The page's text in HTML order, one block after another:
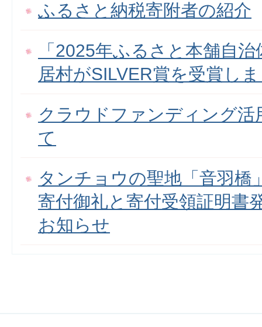
ふるさと納税寄附者の紹介
「2025年ふるさと本舗自
居村がSILVER賞を受賞し
クラウドファンディング活
て
タンチョウの聖地「音羽橋
寄付御礼と寄付受領証明書
お知らせ